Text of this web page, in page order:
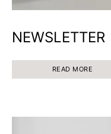
NEWSLETTER
READ MORE